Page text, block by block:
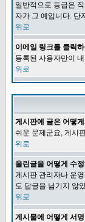
일반적으로 등급은
자가 그 예입니다. 단
위로
이메일 링크를 클릭
등록된 사용자만이
위로
게시판에 글은 어떻
쉬운 문제군요, 게시
위로
올린글을 어떻게 수
게시판 관리자나 운
도 답글을 남기지 않
위로
게시물에 어떻게 서